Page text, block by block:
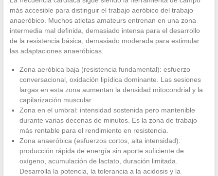
más accesible para distinguir el trabajo aeróbico del trabajo
anaeróbico. Muchos atletas amateurs entrenan en una zona
intermedia mal definida, demasiado intensa para el desarrollo
de la resistencia básica, demasiado moderada para estimular
las adaptaciones anaeróbicas.
Zona aeróbica baja (resistencia fundamental): esfuerzo
conversacional, oxidación lipídica dominante. Las sesiones
largas en esta zona aumentan la densidad mitocondrial y la
capilarización muscular.
Zona en el umbral: intensidad sostenida pero mantenible
durante varias decenas de minutos. Es la zona de trabajo
más rentable para el rendimiento en resistencia.
Zona anaeróbica (esfuerzos cortos, alta intensidad):
producción rápida de energía sin aporte suficiente de
oxígeno, acumulación de lactato, duración limitada.
Desarrolla la potencia, la tolerancia a la acidosis y la